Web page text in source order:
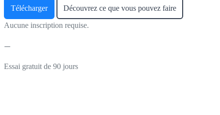
Télécharger Découvrez ce que vous pouvez faire
Aucune inscription requise.
Essai gratuit de 90 jours